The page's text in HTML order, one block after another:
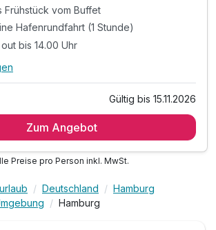
Frühstück vom Buffet
Hafenrundfahrt (1 Stunde)
bis 14.00 Uhr
Frühstück vom Buffet
out bis 14.00 Uhr
Gültig bis 15.11.2026
Zum Angebot
Preise pro Person inkl. MwSt.
Deutschland
Hamburg
Hamburg